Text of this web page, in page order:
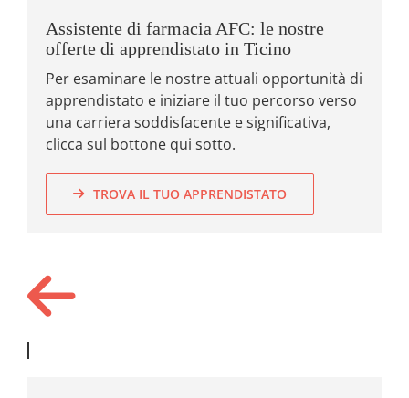
Assistente di farmacia AFC: le nostre
offerte di apprendistato in Ticino
Per esaminare le nostre attuali opportunità di
apprendistato e iniziare il tuo percorso verso
una carriera soddisfacente e significativa,
clicca sul bottone qui sotto.
TROVA IL TUO APPRENDISTATO